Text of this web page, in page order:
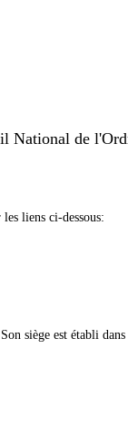
National de
liens ci-dessous:
siège est établi